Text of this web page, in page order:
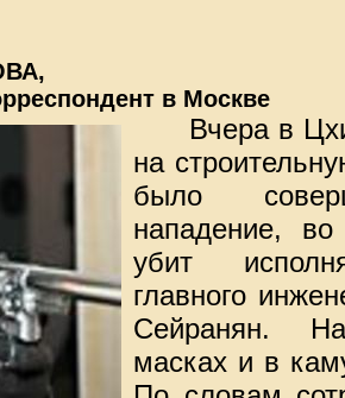
в Москве
Вчера в
на
было
нападение,
убит
главного
Сейранян.
масках и в